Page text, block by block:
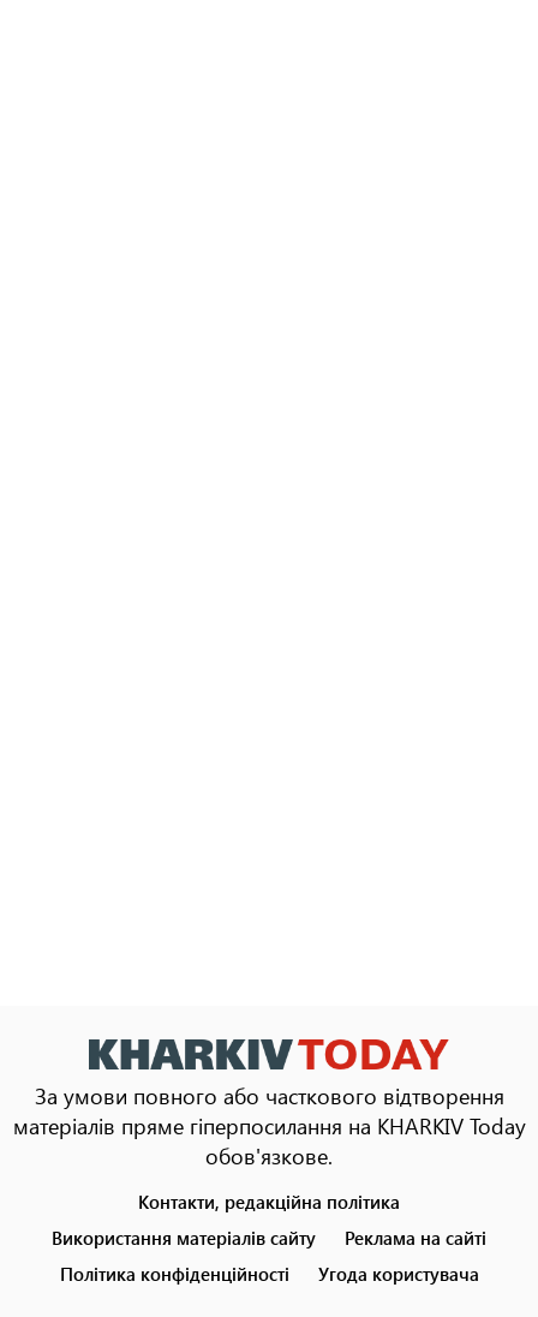
За умови повного або часткового відтворення
матеріалів пряме гіперпосилання на KHARKIV Today
обов'язкове.
menu
Контакти, редакційна політика
Використання матеріалів сайту
Реклама на сайті
Політика конфіденційності
Угода користувача